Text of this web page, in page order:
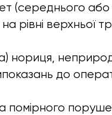
(середнього або
на рівні верхньої
нориця,
до
помірного